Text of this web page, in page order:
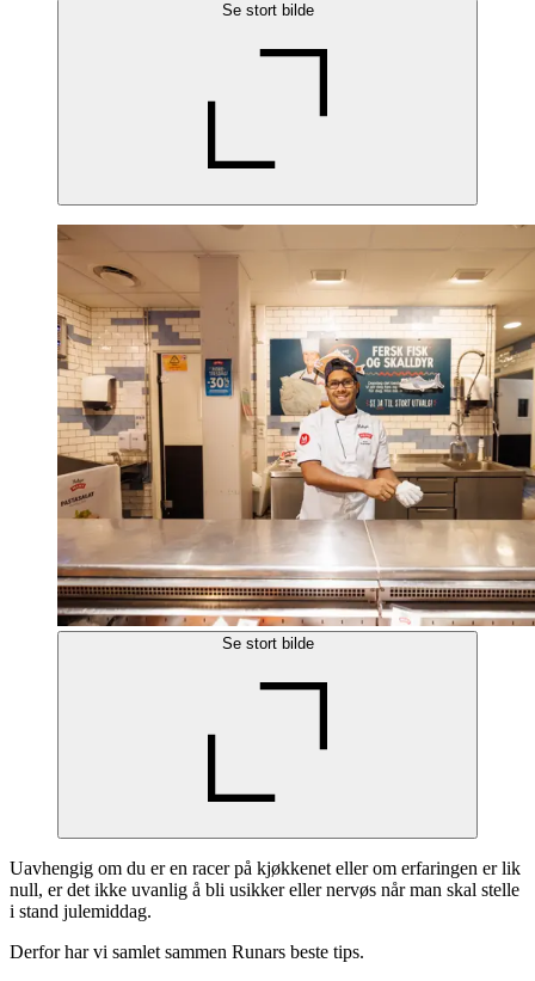
Se stort bilde
Se stort bilde
Uavhengig om du er en racer på kjøkkenet eller om erfaringen er lik
null, er det ikke uvanlig å bli usikker eller nervøs når man skal stelle
i stand julemiddag.
Derfor har vi samlet sammen Runars beste tips.